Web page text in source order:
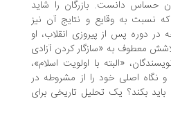
دانست. بازرگان را شاید
به وقایع و نتایج آن نیز
پس از پیروزی انقلاب، او
به «سازگار کردن آزادی
«البته با اولویت اسلام»،
اصلی خود را از مشروطه در
یک تحلیل تاریخی برای